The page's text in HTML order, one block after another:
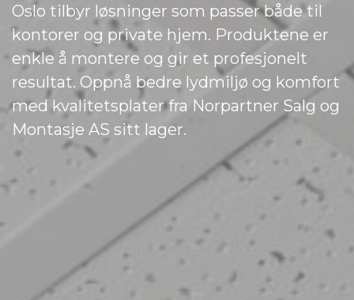
Oslo tilbyr løsninger som passer både til
kontorer og private hjem. Produktene er
enkle å montere og gir et profesjonelt
resultat. Oppnå bedre lydmiljø og komfort
med kvalitetsplater fra Norpartner Salg og
Montasje AS sitt lager.